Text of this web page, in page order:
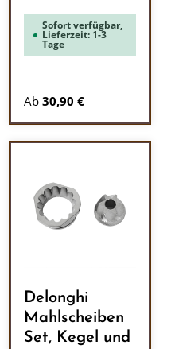
Sofort verfügbar,
Lieferzeit: 1-3
Tage
Ab 30,90 €
Delonghi
Mahlscheiben
Set, Kegel und